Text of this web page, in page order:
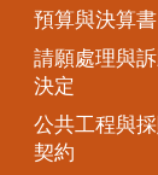
預算與決算書
請願處理與
決定
公共工程與
契約